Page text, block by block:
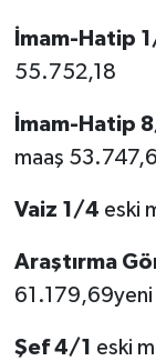
İmam-Hatip
55.752,18
İmam-Hatip
maaş
Vaiz 1/4 eski
Araştırma
Şef 4/1 eski